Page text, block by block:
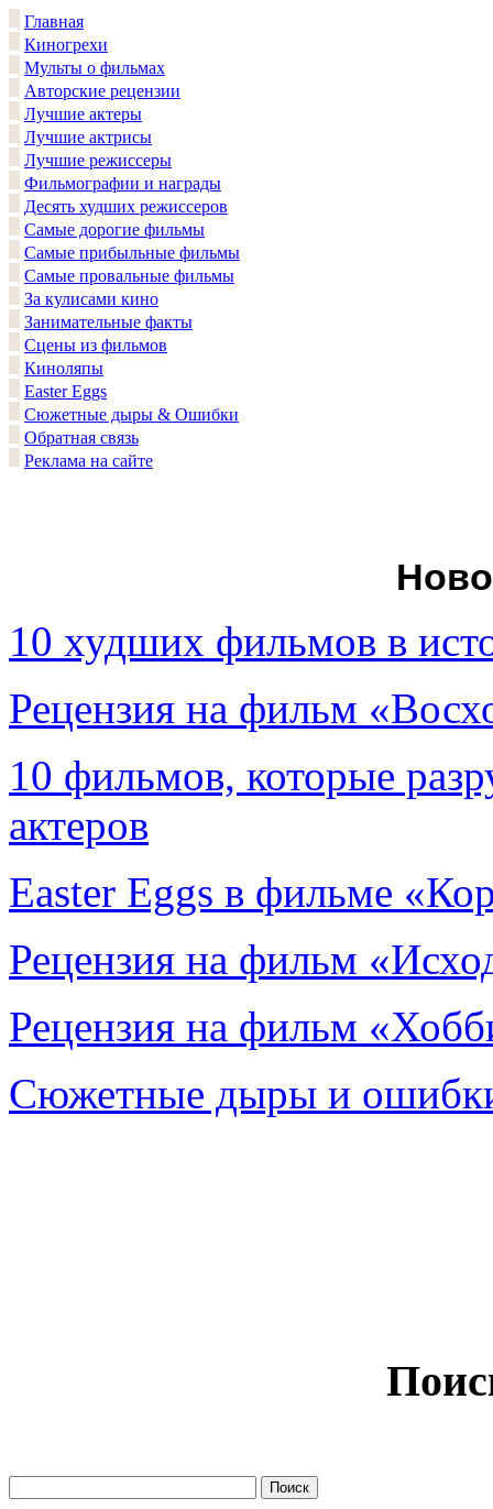
Главная
Киногрехи
Мульты о фильмах
Авторские рецензии
Лучшие актеры
Лучшие актрисы
Лучшие режиссеры
Фильмографии и награды
Десять худших режиссеров
Самые дорогие фильмы
Самые прибыльные фильмы
Самые провальные фильмы
За кулисами кино
Занимательные факты
Сцены из фильмов
Киноляпы
Easter Eggs
Сюжетные дыры & Ошибки
Обратная связь
Реклама на сайте
10 худших фильмов в
Рецензия на фильм
10 фильмов, которые
актеров
Easter Eggs в фильме
Рецензия на фильм
Рецензия на фильм
Сюжетные дыры и